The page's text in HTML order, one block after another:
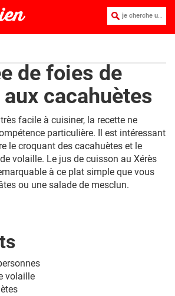
je cherche une recette :
de foies de
cacahuètes
facile à cuisiner, la recette ne
particulière. Il est intéressant
le croquant des cacahuètes et le
volaille. Le jus de cuisson au Xérès
à ce plat simple que vous
ou une salade de mesclun.
volaille